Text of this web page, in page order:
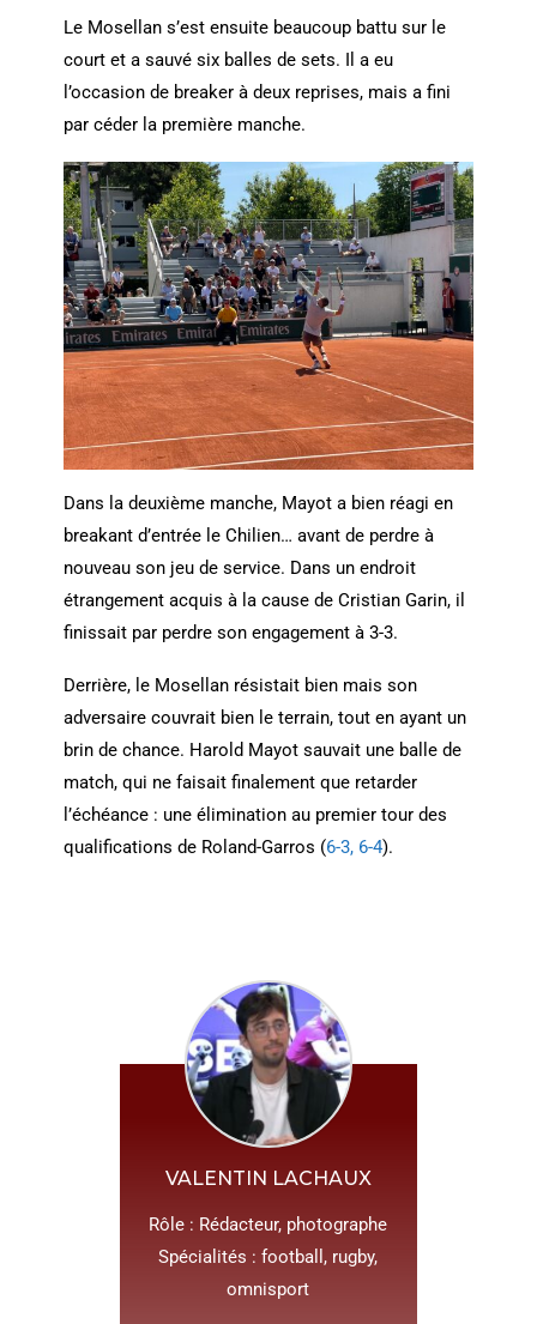
Le Mosellan s’est ensuite beaucoup battu sur le
court et a sauvé six balles de sets. Il a eu
l’occasion de breaker à deux reprises, mais a fini
par céder la première manche.
Dans la deuxième manche, Mayot a bien réagi en
breakant d’entrée le Chilien… avant de perdre à
nouveau son jeu de service. Dans un endroit
étrangement acquis à la cause de Cristian Garin, il
finissait par perdre son engagement à 3-3.
Derrière, le Mosellan résistait bien mais son
adversaire couvrait bien le terrain, tout en ayant un
brin de chance. Harold Mayot sauvait une balle de
match, qui ne faisait finalement que retarder
l’échéance : une élimination au premier tour des
qualifications de Roland-Garros (6-3, 6-4).
VALENTIN LACHAUX
Rôle : Rédacteur, photographe
Spécialités : football, rugby,
omnisport